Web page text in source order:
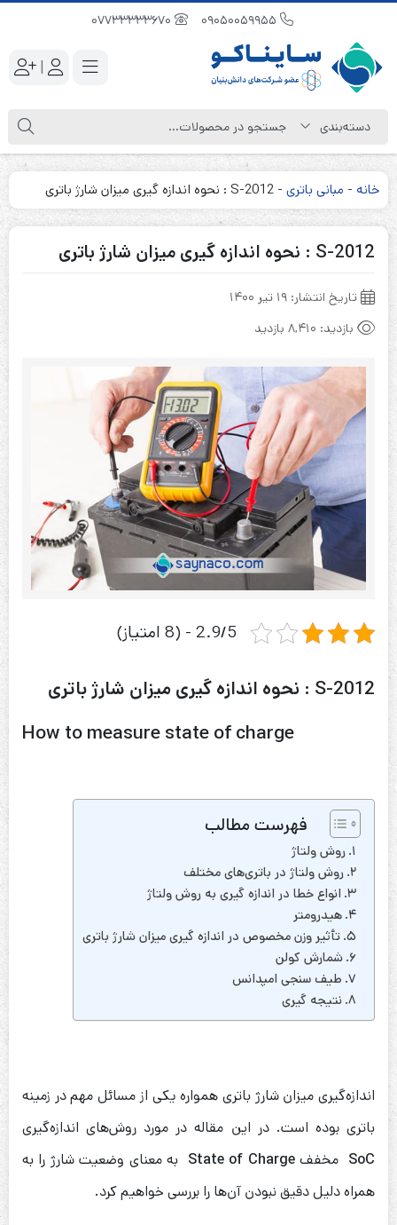
|
خانه - مبانی باتری - S-2012 : نحوه اندازه گیری میزان شارژ باتری
S-2012 : نحوه اندازه گیری میزان شارژ باتری
تاریخ انتشار: ۱۹ تیر ۱۴۰۰
بازدید: 8,410 بازدید
2.9/5 - (8 امتیاز)
S-2012 : نحوه اندازه گیری میزان شارژ باتری
How to measure state of charge
فهرست مطالب
روش ولتاژ
روش ولتاژ در باتری‌های مختلف
انواع خطا در اندازه گیری به روش ولتاژ
هیدرومتر
تأثیر وزن مخصوص در اندازه گیری میزان شارژ باتری
شمارش کولن
طیف سنجی امپدانس
نتیجه گیری
اندازه‌گیری میزان شارژ باتری همواره یکی از مسائل مهم در زمینه
باتری بوده است. در این مقاله در مورد روش‌های اندازه‌گیری
SoC مخففState of Charge به معنای وضعیت شارژ را به
همراه دلیل دقیق نبودن آن‌ها را بررسی خواهیم کرد.